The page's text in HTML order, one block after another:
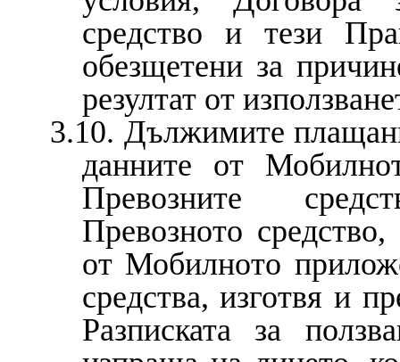
средство и тези
обезщетени за
резултат от
3.10. Дължимите
данните от
Превозните
Превозното
от Мобилното
средства, изготвя и
Разписката за